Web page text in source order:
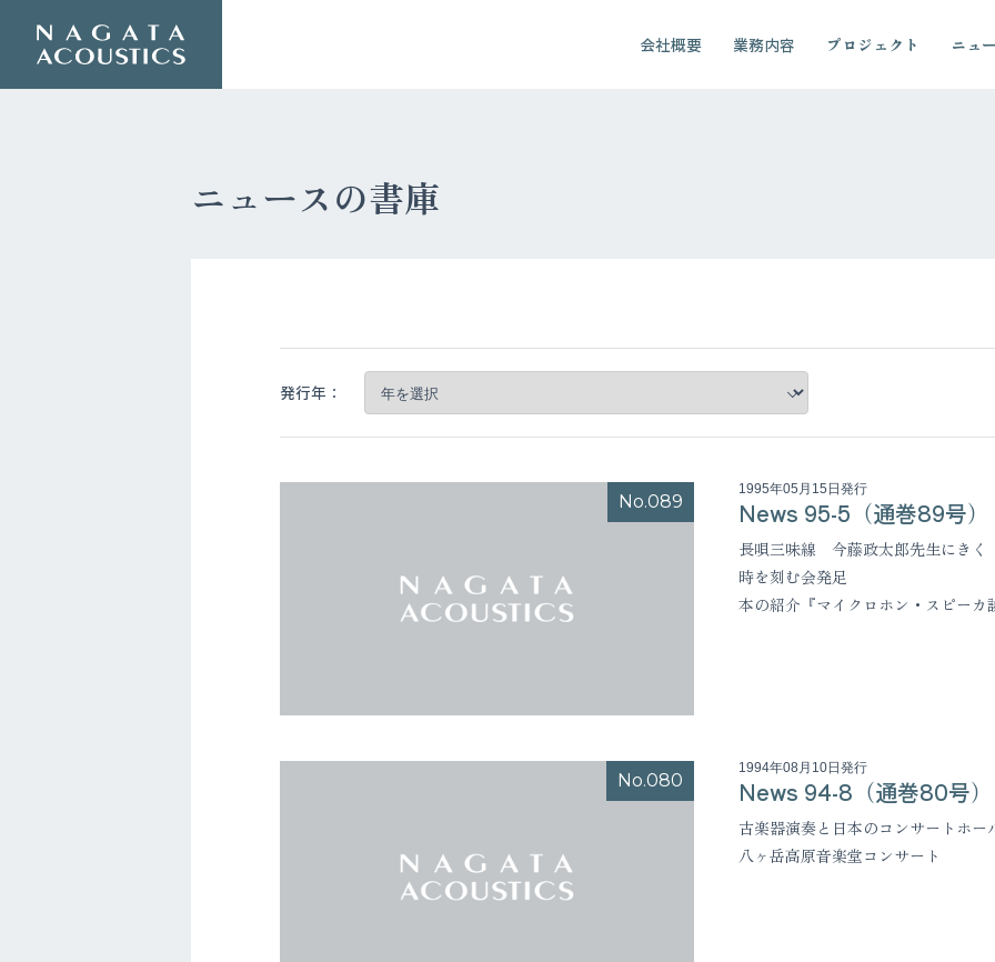
会社概要 業務内容 プロジェクト ニュ
ニュースの書庫
発行年：
No.089
1995年05月15日発行
News 95-5（通巻89号）
長唄三味線 今藤政太郎先生にきく
時を刻む会発足
本の紹介『マイクロホン・スピーカ
No.080
1994年08月10日発行
News 94-8（通巻80号）
古楽器演奏と日本のコンサートホー
八ヶ岳高原音楽堂コンサート